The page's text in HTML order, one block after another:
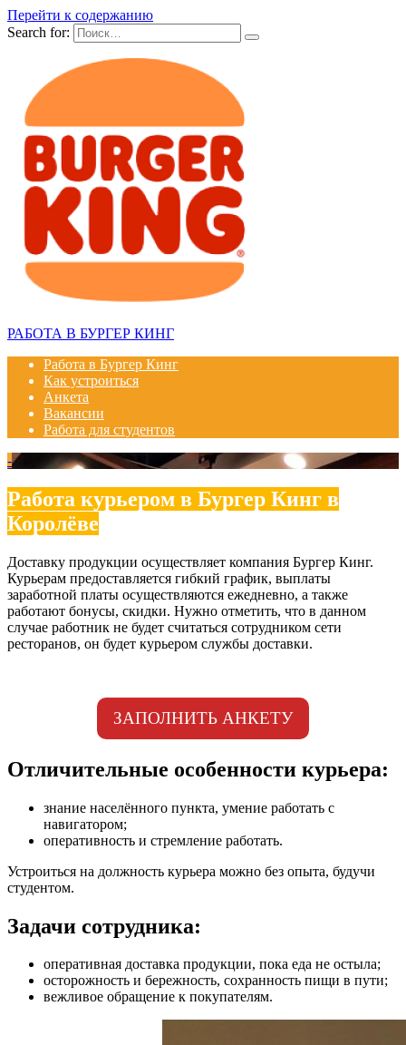
Перейти к содержанию
Search for:
РАБОТА В БУРГЕР КИНГ
Работа в Бургер Кинг
Как устроиться
Анкета
Вакансии
Работа для студентов
-
Работа курьером в Бургер Кинг в
Королёве
Доставку продукции осуществляет компания Бургер Кинг.
Курьерам предоставляется гибкий график, выплаты
заработной платы осуществляются ежедневно, а также
работают бонусы, скидки. Нужно отметить, что в данном
случае работник не будет считаться сотрудником сети
ресторанов, он будет курьером службы доставки.
ЗАПОЛНИТЬ АНКЕТУ
Отличительные особенности курьера:
знание населённого пункта, умение работать с
навигатором;
оперативность и стремление работать.
Устроиться на должность курьера можно без опыта, будучи
студентом.
Задачи сотрудника:
оперативная доставка продукции, пока еда не остыла;
осторожность и бережность, сохранность пищи в пути;
вежливое обращение к покупателям.